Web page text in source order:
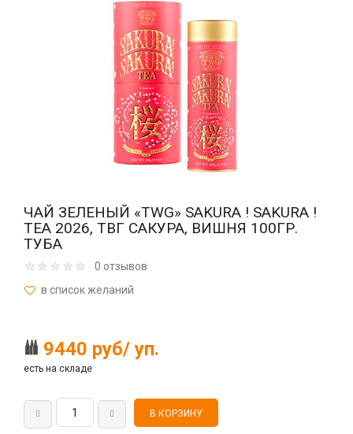
ЧАЙ ЗЕЛЕНЫЙ «TWG» SAKURA ! SAKURA !
TEA 2026, ТВГ САКУРА, ВИШНЯ 100ГР.
ТУБА
0 отзывов
9440 руб/ уп.
есть на складе